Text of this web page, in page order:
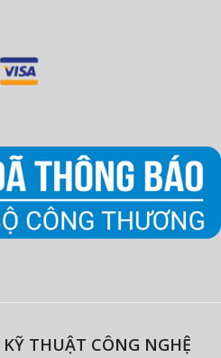
THUẬT CÔNG NGHỆ